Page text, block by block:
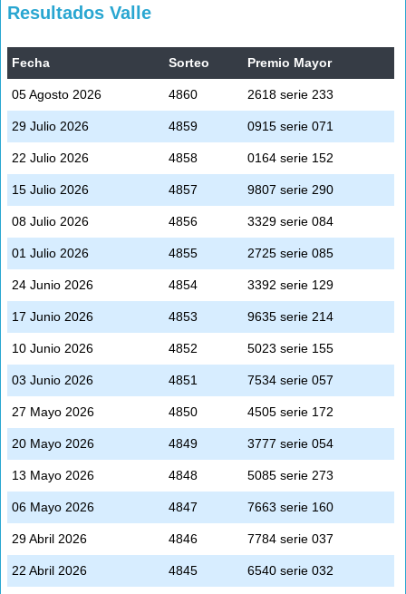
Resultados Valle
Fecha Sorteo Premio Mayor
05 Agosto 2026 4860 2618 serie 233
29 Julio 2026 4859 0915 serie 071
22 Julio 2026 4858 0164 serie 152
15 Julio 2026 4857 9807 serie 290
08 Julio 2026 4856 3329 serie 084
01 Julio 2026 4855 2725 serie 085
24 Junio 2026 4854 3392 serie 129
17 Junio 2026 4853 9635 serie 214
10 Junio 2026 4852 5023 serie 155
03 Junio 2026 4851 7534 serie 057
27 Mayo 2026 4850 4505 serie 172
20 Mayo 2026 4849 3777 serie 054
13 Mayo 2026 4848 5085 serie 273
06 Mayo 2026 4847 7663 serie 160
29 Abril 2026 4846 7784 serie 037
22 Abril 2026 4845 6540 serie 032